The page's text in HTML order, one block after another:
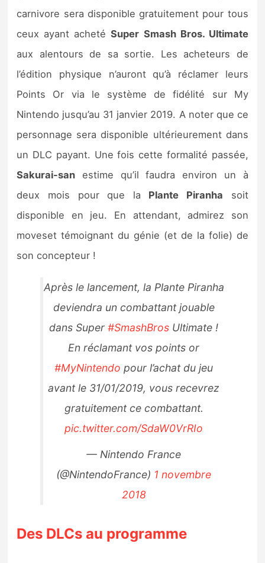
carnivore sera disponible gratuitement pour tous
ceux ayant achetéSuper Smash Bros. Ultimate
aux alentours de sa sortie. Les acheteurs de
l’édition physique n’auront qu’à réclamer leurs
Points Or via le système de fidélité sur My
Nintendo jusqu’au 31 janvier 2019. A noter que ce
personnage sera disponible ultérieurement dans
un DLC payant. Une fois cette formalité passée,
Sakurai-san estime qu’il faudra environ un à
deux mois pour que la Plante Piranha soit
disponible en jeu. En attendant, admirez son
moveset témoignant du génie (et de la folie) de
son concepteur !
Après le lancement, la Plante Piranha
deviendra un combattant jouable
dans Super#SmashBros Ultimate !
En réclamant vos points or
#MyNintendo pour l’achat du jeu
avant le 31/01/2019, vous recevrez
gratuitement ce combattant.
pic.twitter.com/SdaW0VrRIo
— Nintendo France
(@NintendoFrance) 1 novembre
2018
Des DLCs au programme